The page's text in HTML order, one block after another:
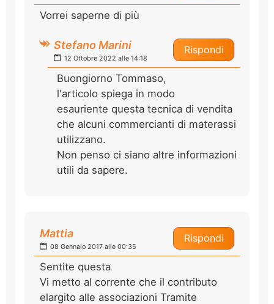
Vorrei saperne di più
Rispondi
Stefano Marini
12 Ottobre 2022 alle 14:18
Buongiorno Tommaso,
l'articolo spiega in modo
esauriente questa tecnica di vendita
che alcuni commercianti di materassi
utilizzano.
Non penso ci siano altre informazioni
utili da sapere.
Rispondi
Mattia
08 Gennaio 2017 alle 00:35
Sentite questa
Vi metto al corrente che il contributo
elargito alle associazioni Tramite